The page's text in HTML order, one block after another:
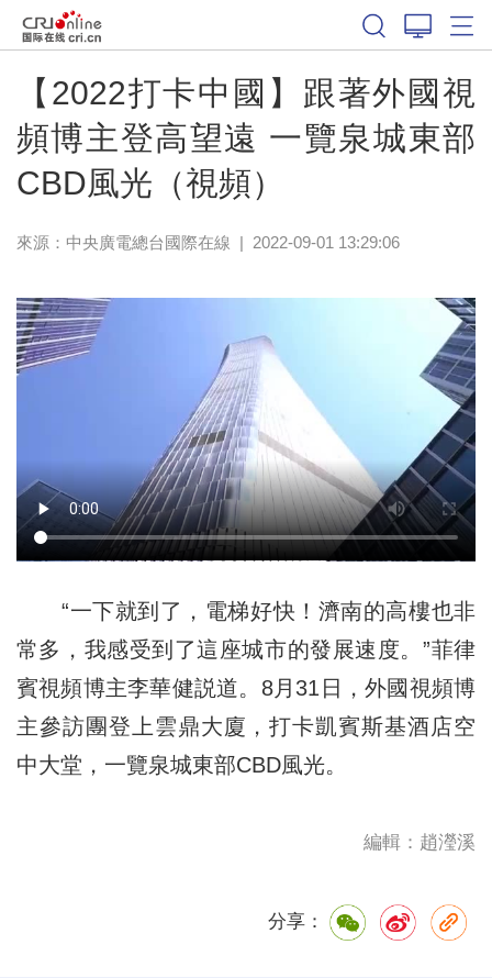
【2022打卡中國】跟著外國視
頻博主登高望遠 一覽泉城東部
CBD風光（視頻）
來源：中央廣電總台國際在線 | 2022-09-01 13:29:06
“一下就到了，電梯好快！濟南的高樓也非
常多，我感受到了這座城市的發展速度。”菲律
賓視頻博主李華健説道。8月31日，外國視頻博
主參訪團登上雲鼎大廈，打卡凱賓斯基酒店空
中大堂，一覽泉城東部CBD風光。
編輯：趙瀅溪
分享：